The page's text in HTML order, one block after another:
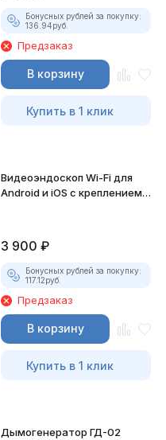
Бонусных рублей за покупку:
136.94руб.
Предзаказ
В корзину
Купить в 1 клик
Видеоэндоскоп Wi-Fi для
Android и iOS с креплением
3 900 ₽
Бонусных рублей за покупку:
117.12руб.
Предзаказ
В корзину
Купить в 1 клик
Дымогенератор ГД-02